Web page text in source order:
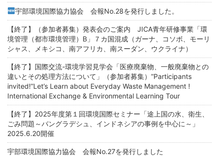
宇部環境国際協力協会 会報No.28を発行しました。
【終了】（参加者募集）発表会のご案内 JICA青年研修事業「環
境管理（都市環境管理）B」７カ国混成（ガーナ、コソボ、モーリ
シャス、メキシコ、南アフリカ、南スーダン、ウクライナ）
【終了】国際交流-環境学習見学会「医療廃棄物、一般廃棄物との
違いとその処理方法について」（参加者募集）”Participants
invited!”Let’s Learn about Everyday Waste Management !
International Exchange & Environmental Learning Tour
【終了】2025年度第１回環境国際セミナー「途上国の水、衛生、
ごみ問題～バングラデシュ、インドネシアの事例を中心に～」
2025.6.20開催
宇部環境国際協力協会 会報No.27を発行しました